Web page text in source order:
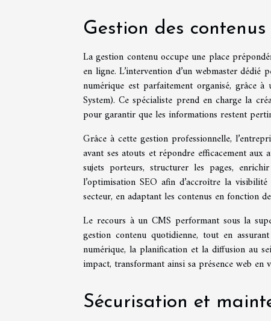
Gestion des
La gestion contenu occupe une place
en ligne. L’intervention d’un webmaster
numérique est parfaitement organisé, grâce
System). Ce spécialiste prend en charge la
pour garantir que les informations restent
Grâce à cette gestion professionnelle,
avant ses atouts et répondre efficacement
sujets porteurs, structurer les pages,
l’optimisation SEO afin d’accroître la
secteur, en adaptant les contenus en fonction
Le recours à un CMS performant sous la
gestion contenu quotidienne, tout en
numérique, la planification et la diffusion au
impact, transformant ainsi sa présence web
Sécurisation et